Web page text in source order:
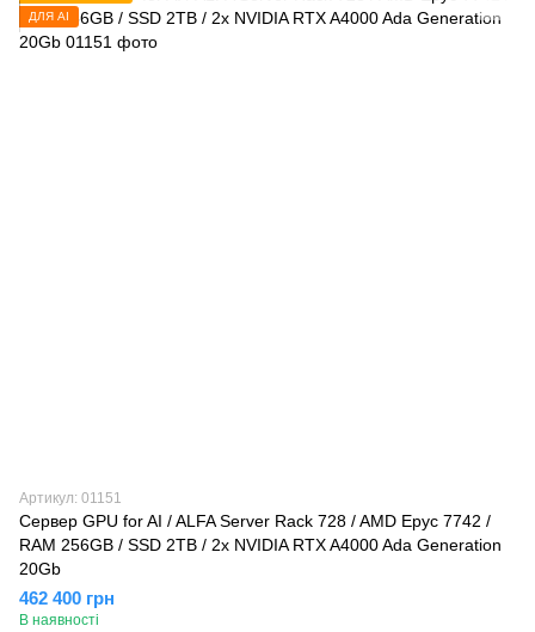
ДЛЯ AI
Артикул: 01151
Сервер GPU for AI / ALFA Server Rack 728 / AMD Epyc 7742 /
RAM 256GB / SSD 2TB / 2x NVIDIA RTX A4000 Ada Generation
20Gb
462 400 грн
В наявності